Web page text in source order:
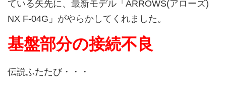
ている矢先に、最新モデル「ARROWS(アローズ)
NX F-04G」がやらかしてくれました。
基盤部分の接続不良
伝説ふたたび・・・